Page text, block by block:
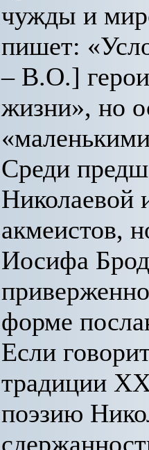
чужды и
пишет:
– В.О.]
жизни», но
Среди
Николаевой
акмеистов,
Иосифа
форме
Если
традиции ХХ
поэзию